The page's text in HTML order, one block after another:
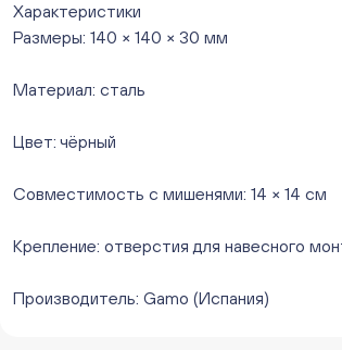
Характеристики
Размеры: 140 × 140 × 30 мм
Материал: сталь
Цвет: чёрный
Совместимость с мишенями: 14 × 14 см
Крепление: отверстия для навесного
Производитель: Gamo (Испания)